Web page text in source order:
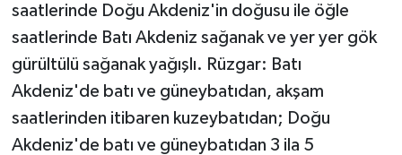
saatlerinde Doğu Akdeniz'in doğusu ile öğle
saatlerinde Batı Akdeniz sağanak ve yer yer gök
gürültülü sağanak yağışlı. Rüzgar: Batı
Akdeniz'de batı ve güneybatıdan, akşam
saatlerinden itibaren kuzeybatıdan; Doğu
Akdeniz'de batı ve güneybatıdan 3 ila 5